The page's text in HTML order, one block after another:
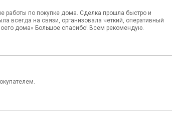
работы по покупке дома. Сделка прошла быстро и
всегда на связи, организовала четкий, оперативный
дома» Большое спасибо! Всем рекомендую.